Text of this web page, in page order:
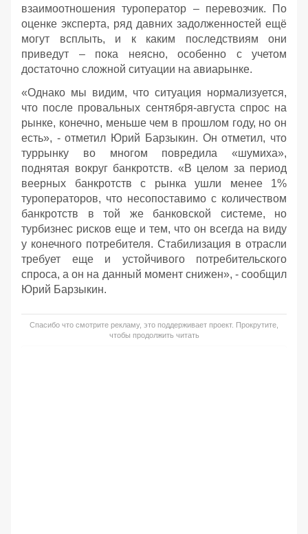
взаимоотношения туроператор – перевозчик. По
оценке эксперта, ряд давних задолженностей ещё
могут всплыть, и к каким последствиям они
приведут – пока неясно, особенно с учетом
достаточно сложной ситуации на авиарынке.
«Однако мы видим, что ситуация нормализуется,
что после провальных сентября-августа спрос на
рынке, конечно, меньше чем в прошлом году, но он
есть», - отметил Юрий Барзыкин. Он отметил, что
туррынку во многом повредила «шумиха»,
поднятая вокруг банкротств. «В целом за период
веерных банкротств с рынка ушли менее 1%
туроператоров, что несопоставимо с количеством
банкротств в той же банковской системе, но
турбизнес рисков еще и тем, что он всегда на виду
у конечного потребителя. Стабилизация в отрасли
требует еще и устойчивого потребительского
спроса, а он на данный момент снижен», - сообщил
Юрий Барзыкин.
Спасибо что смотрите рекламу, это поддерживает проект. Прокрутите,
чтобы продолжить читать